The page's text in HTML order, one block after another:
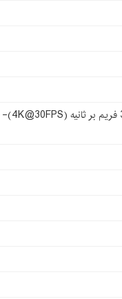
رزولوشن 4320 × 7680 و سرعت 30 فریم بر ثانیه (8K@30FPS)-رزولوشن 2160 × 3840 و سرعت 30 فریم بر ثانیه (4K@30FPS)-